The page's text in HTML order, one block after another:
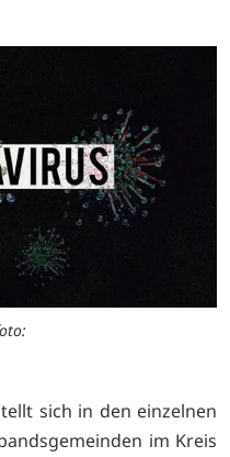
sich in den einzelnen
im Kreis